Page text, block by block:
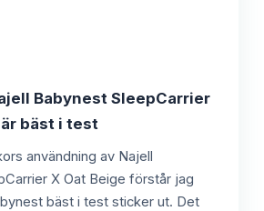
Babynest SleepCarrier
bäst i test
användning av Najell
X Oat Beige förstår jag
bäst i test sticker ut. Det